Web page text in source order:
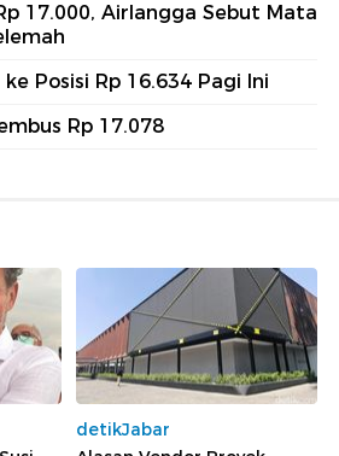
17.000, Airlangga Sebut Mata
Posisi Rp 16.634 Pagi Ini
Rp 17.078
detikJabar